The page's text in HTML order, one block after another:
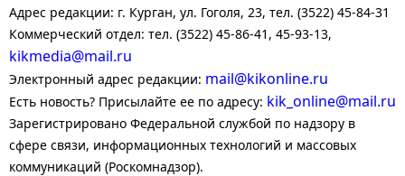
Адрес редакции: г. Курган, ул. Гоголя, 23, тел. (3522) 45-84-31
Коммерческий отдел: тел. (3522) 45-86-41, 45-93-13,
kikmedia@mail.ru
Электронный адрес редакции: mail@kikonline.ru
Есть новость? Присылайте ее по адресу: kik_online@mail.ru
Зарегистрировано Федеральной службой по надзору в
сфере связи, информационных технологий и массовых
коммуникаций (Роскомнадзор).